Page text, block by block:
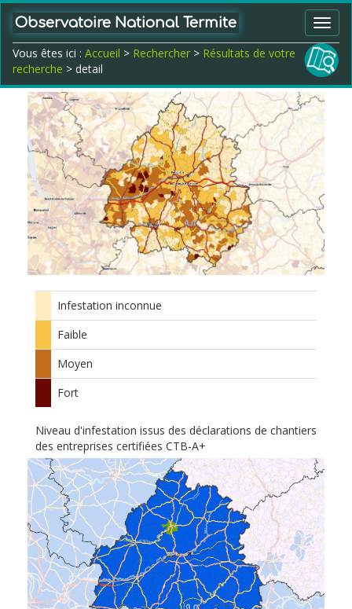
Observatoire National Termite
Vous êtes ici : Accueil > Rechercher > Résultats de votre
recherche > detail
Infestation inconnue
Faible
Moyen
Fort
Niveau d'infestation issus des déclarations de chantiers
des entreprises certifiées CTB-A+